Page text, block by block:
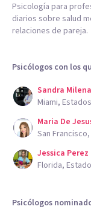
Psicología para
diarios sobre salud
relaciones de pareja.
Psicólogos con los
Sandra
Miami,
Maria De
San
Jessica Perez
Florida,
Psicólogos